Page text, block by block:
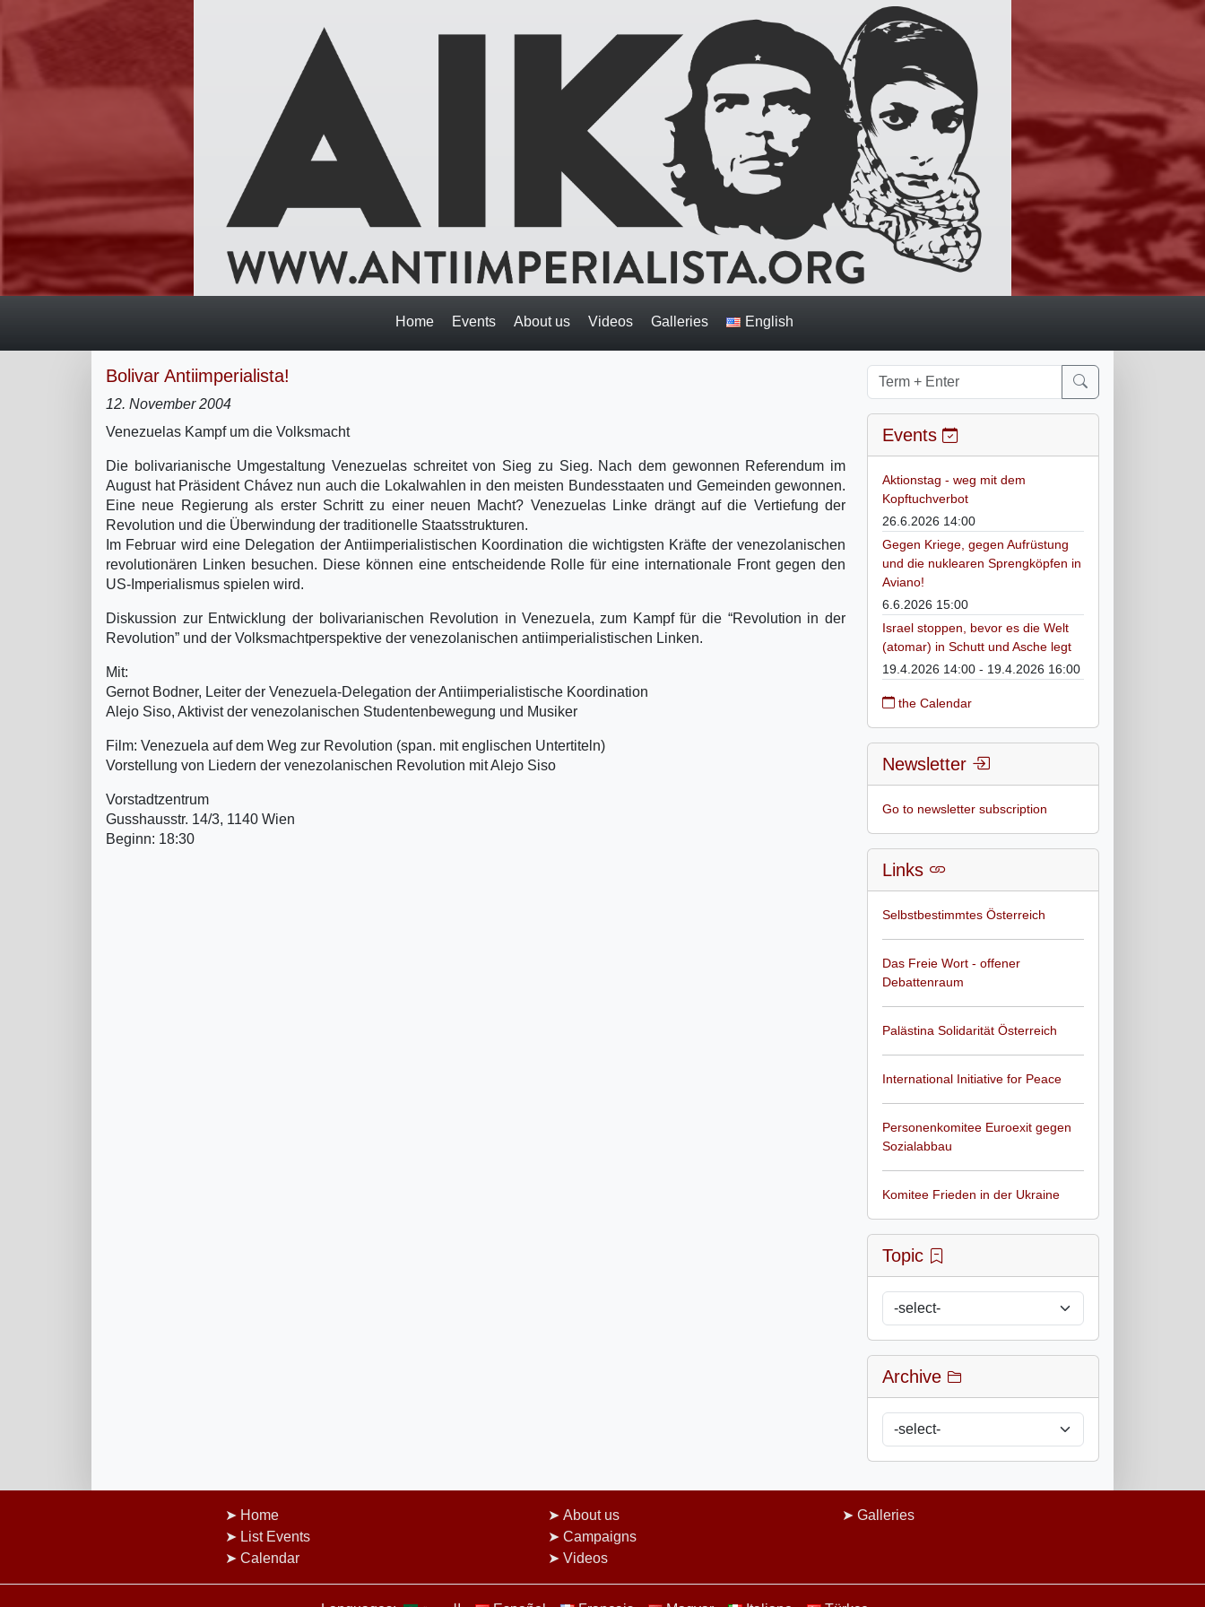
Home Events About us Videos Galleries English
Bolivar Antiimperialista!
12. November 2004
Venezuelas Kampf um die Volksmacht
Die bolivarianische Umgestaltung Venezuelas schreitet von Sieg zu Sieg. Nach dem gewonnen Referendum im
August hat Präsident Chávez nun auch die Lokalwahlen in den meisten Bundesstaaten und Gemeinden gewonnen.
Eine neue Regierung als erster Schritt zu einer neuen Macht? Venezuelas Linke drängt auf die Vertiefung der
Revolution und die Überwindung der traditionelle Staatsstrukturen.
Im Februar wird eine Delegation der Antiimperialistischen Koordination die wichtigsten Kräfte der venezolanischen
revolutionären Linken besuchen. Diese können eine entscheidende Rolle für eine internationale Front gegen den
US-Imperialismus spielen wird.
Diskussion zur Entwicklung der bolivarianischen Revolution in Venezuela, zum Kampf für die “Revolution in der
Revolution” und der Volksmachtperspektive der venezolanischen antiimperialistischen Linken.
Mit:
Gernot Bodner, Leiter der Venezuela-Delegation der Antiimperialistische Koordination
Alejo Siso, Aktivist der venezolanischen Studentenbewegung und Musiker
Film: Venezuela auf dem Weg zur Revolution (span. mit englischen Untertiteln)
Vorstellung von Liedern der venezolanischen Revolution mit Alejo Siso
Vorstadtzentrum
Gusshausstr. 14/3, 1140 Wien
Beginn: 18:30
Events
Aktionstag - weg mit dem
Kopftuchverbot
26.6.2026 14:00
Gegen Kriege, gegen Aufrüstung
und die nuklearen Sprengköpfen in
Aviano!
6.6.2026 15:00
Israel stoppen, bevor es die Welt
(atomar) in Schutt und Asche legt
19.4.2026 14:00 - 19.4.2026 16:00
the Calendar
Newsletter
Go to newsletter subscription
Links
Selbstbestimmtes Österreich
Das Freie Wort - offener
Debattenraum
Palästina Solidarität Österreich
International Initiative for Peace
Personenkomitee Euroexit gegen
Sozialabbau
Komitee Frieden in der Ukraine
Topic
Archive
Home
List Events
Calendar
About us
Campaigns
Videos
Galleries